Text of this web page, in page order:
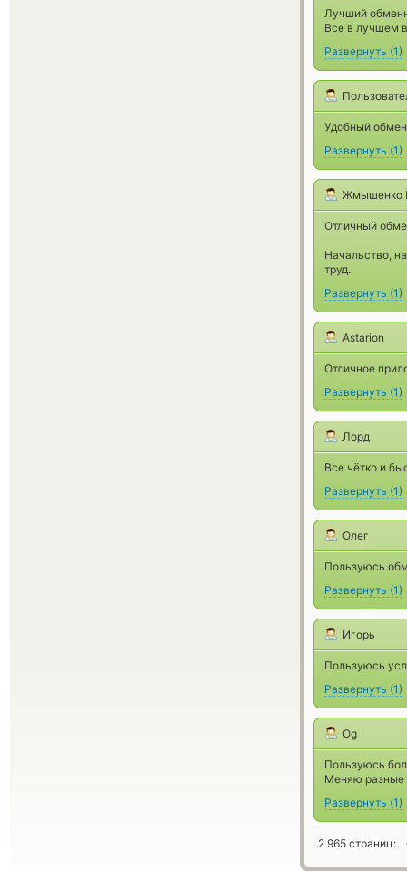
Лучший
Все в лучшем
Развернуть (1)
Удобный
Развернуть (1)
Жмышенко
Отличный
Начальство,
труд.
Развернуть (1)
Astarion
Отличное
Развернуть (1)
Лорд
Все чётко и
Развернуть (1)
Олег
Пользуюсь
Развернуть (1)
Игорь
Пользуюсь
Развернуть (1)
Og
Пользуюсь
Меняю разные
Развернуть (1)
2 965 страниц: